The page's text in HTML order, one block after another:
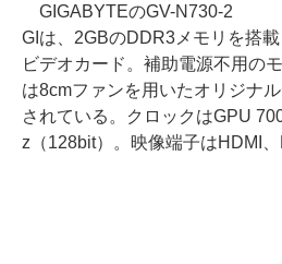
GIGABYTEのGV-N730-2
GIは、2GBのDDR3メモリを搭
ビデオカード。補助電源不用の
は8cmファンを用いたオリジナ
されている。クロックはGPU
z（128bit）。映像端子はHDMI、